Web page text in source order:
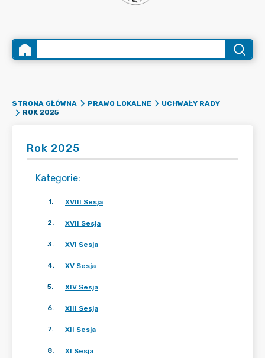
STRONA GŁÓWNA PRAWO LOKALNE
UCHWAŁY RADY
ROK 2025
Rok 2025
Kategorie:
1. XVIII Sesja
2. XVII Sesja
3. XVI Sesja
4. XV Sesja
5. XIV Sesja
6. XIII Sesja
7. XII Sesja
8. XI Sesja